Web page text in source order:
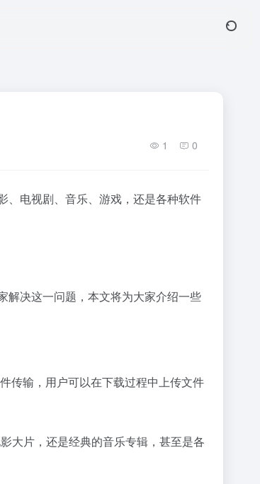
1 0
、电视剧、音乐、游戏，还是各种软件
解决这一问题，本文将为大家介绍一些
传输，用户可以在下载过程中上传文件
大片，还是经典的音乐专辑，甚至是各